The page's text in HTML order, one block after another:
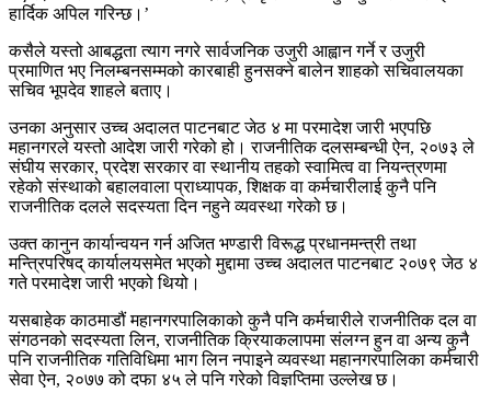
हार्दिक अपिल गरिन्छ।’
कसैले यस्तो आबद्धता त्याग नगरे सार्वजनिक उजुरी आह्वान गर्ने र उजुरी
प्रमाणित भए निलम्बनसम्मको कारबाही हुनसक्ने बालेन शाहको सचिवालयका
सचिव भूपदेव शाहले बताए।
उनका अनुसार उच्च अदालत पाटनबाट जेठ ४ मा परमादेश जारी भएपछि
महानगरले यस्तो आदेश जारी गरेको हो। राजनीतिक दलसम्बन्धी ऐन, २०७३ ले
संघीय सरकार, प्रदेश सरकार वा स्थानीय तहको स्वामित्व वा नियन्त्रणमा
रहेको संस्थाको बहालवाला प्राध्यापक, शिक्षक वा कर्मचारीलाई कुनै पनि
राजनीतिक दलले सदस्यता दिन नहुने व्यवस्था गरेको छ।
उक्त कानुन कार्यान्वयन गर्न अजित भण्डारी विरूद्ध प्रधानमन्त्री तथा
मन्त्रिपरिषद् कार्यालयसमेत भएको मुद्दामा उच्च अदालत पाटनबाट २०७९ जेठ ४
गते परमादेश जारी भएको थियो।
यसबाहेक काठमाडौं महानगरपालिकाको कुनै पनि कर्मचारीले राजनीतिक दल वा
संगठनको सदस्यता लिन, राजनीतिक क्रियाकलापमा संलग्न हुन वा अन्य कुनै
पनि राजनीतिक गतिविधिमा भाग लिन नपाइने व्यवस्था महानगरपालिका कर्मचारी
सेवा ऐन, २०७७ को दफा ४५ ले पनि गरेको विज्ञप्तिमा उल्लेख छ।